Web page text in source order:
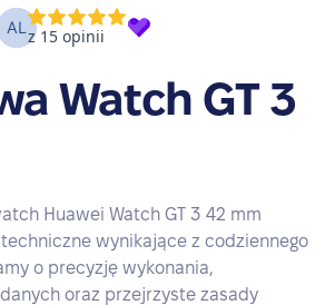
Watch GT 3
Huawei Watch GT 3 42 mm
wynikające z codziennego
o precyzję wykonania,
oraz przejrzyste zasady